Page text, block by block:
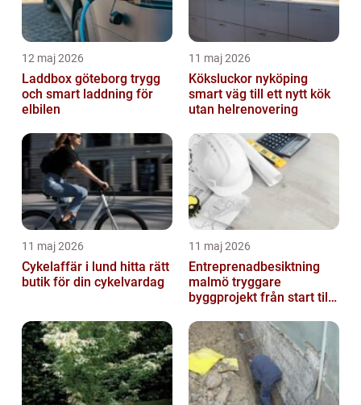
12 maj 2026
Laddbox göteborg trygg
och smart laddning för
elbilen
11 maj 2026
Köksluckor nyköping
smart väg till ett nytt kök
utan helrenovering
11 maj 2026
Cykelaffär i lund hitta rätt
butik för din cykelvardag
11 maj 2026
Entreprenadbesiktning
malmö tryggare
byggprojekt från start till